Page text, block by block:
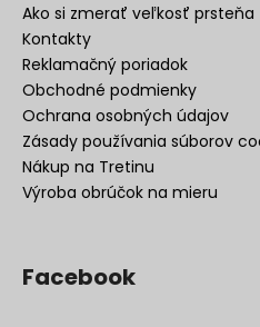
Ako si zmerať veľkosť prsteňa
Kontakty
Reklamačný poriadok
Obchodné podmienky
Ochrana osobných údajov
Zásady používania súborov
Nákup na Tretinu
Výroba obrúčok na mieru
Facebook